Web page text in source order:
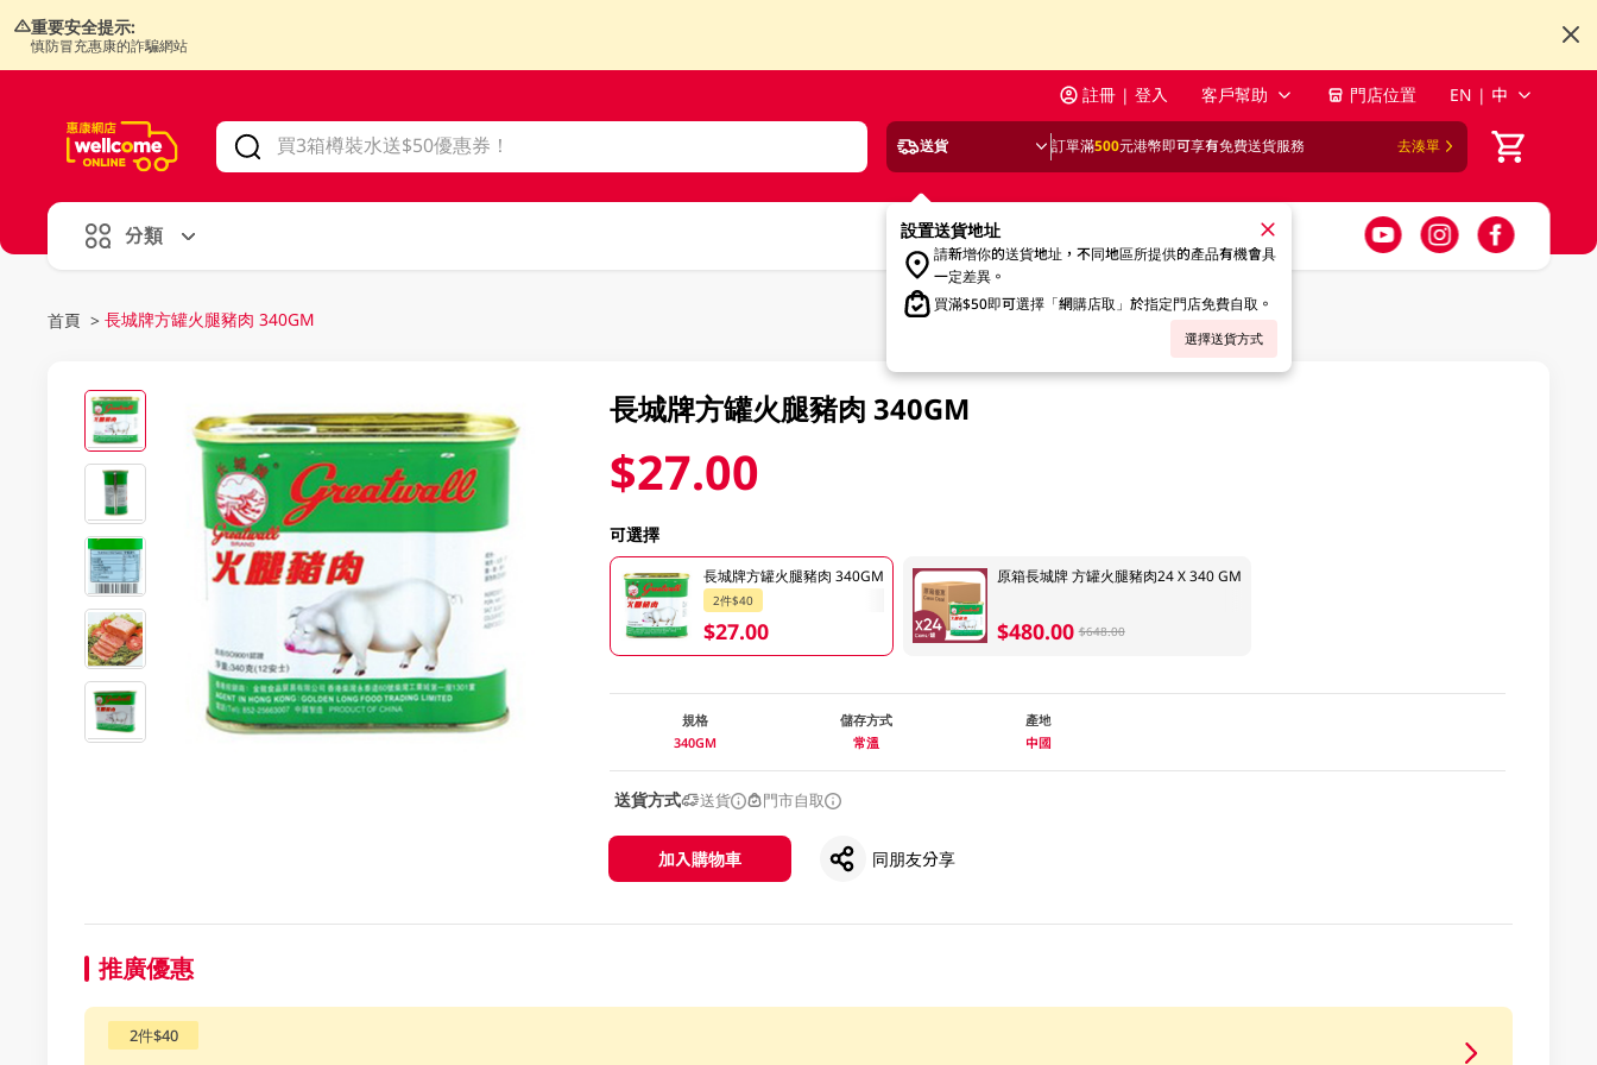
重要安全提示:
慎防冒充惠康的詐騙網站
註冊 | 登入 客戶幫助 門店位置 EN | 中
送貨 訂單滿500元港幣即可享有免費送貨服務 去湊單
設置送貨地址
請新增你的送貨地址，不同地區所提供的產品有機會具
一定差異。
買滿$50即可選擇「網購店取」於指定門店免費自取。
選擇送貨方式
分類
首頁 > 長城牌方罐火腿豬肉 340GM
長城牌方罐火腿豬肉 340GM
$27.00
可選擇
長城牌方罐火腿豬肉 340GM
2件$40
$27.00
原箱長城牌 方罐火腿豬肉24 X 340 GM
$480.00 $648.00
規格
340GM
儲存方式
常溫
產地
中國
送貨方式 送貨 門市自取
加入購物車 同朋友分享
推廣優惠
2件$40